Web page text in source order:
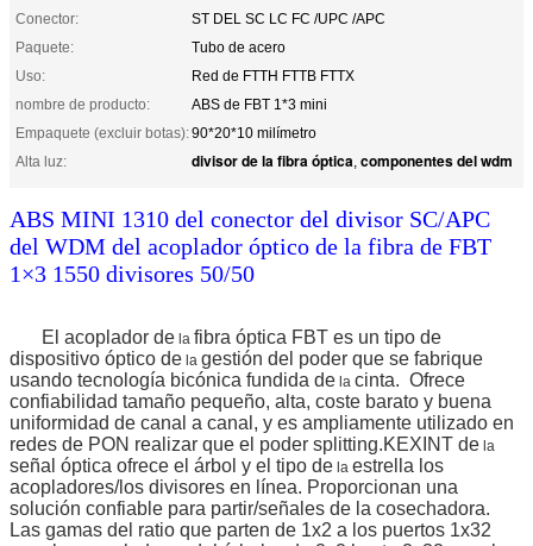
Conector:
ST DEL SC LC FC /UPC /APC
Paquete:
Tubo de acero
Uso:
Red de FTTH FTTB FTTX
nombre de producto:
ABS de FBT 1*3 mini
Empaquete (excluir botas):90*20*10 milímetro
Alta luz:
divisor de la fibra óptica, componentes del wdm
ABS MINI 1310 del conector del divisor SC/APC
del WDM del acoplador óptico de la fibra de FBT
1×3 1550 divisores 50/50
El acoplador de la fibra óptica FBT es un tipo de
dispositivo óptico de la gestión del poder que se fabrique
usando tecnología bicónica fundida de la cinta. Ofrece
confiabilidad tamaño pequeño, alta, coste barato y buena
uniformidad de canal a canal, y es ampliamente utilizado en
redes de PON realizar que el poder splitting.KEXINT de la
señal óptica ofrece el árbol y el tipo de la estrella los
acopladores/los divisores en línea. Proporcionan una
solución confiable para partir/señales de la cosechadora.
Las gamas del ratio que parten de 1x2 a los puertos 1x32